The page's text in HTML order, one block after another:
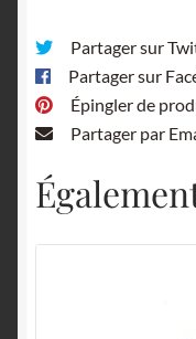
Partager sur
Partager sur
Épingler de
Partager par